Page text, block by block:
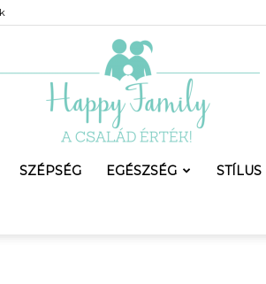
SZÉPSÉG EGÉSZSÉG STÍLUS